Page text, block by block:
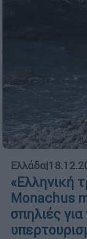
Ελλάδα|
«Ελληνική
Monachus
σπηλιές